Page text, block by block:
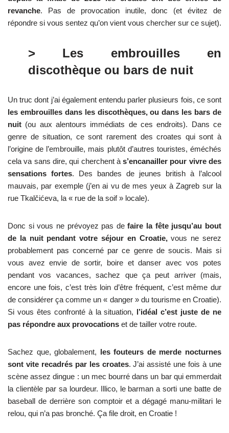
revanche. Pas de provocation inutile, donc (et évitez de
répondre si vous sentez qu’on vient vous chercher sur ce sujet).
> Les embrouilles en
discothèque ou bars de nuit
Un truc dont j’ai également entendu parler plusieurs fois, ce sont
les embrouilles dans les discothèques, ou dans les bars de
nuit (ou aux alentours immédiats de ces endroits). Dans ce
genre de situation, ce sont rarement des croates qui sont à
l’origine de l’embrouille, mais plutôt d’autres touristes, éméchés
cela va sans dire, qui cherchent às’encanailler pour vivre des
sensations fortes. Des bandes de jeunes british à l’alcool
mauvais, par exemple (j’en ai vu de mes yeux à Zagreb sur la
rue Tkalčićeva, la « rue de la soif » locale).
Donc si vous ne prévoyez pas defaire la fête jusqu’au bout
de la nuit pendant votre séjour en Croatie,vous ne serez
probablement pas concerné par ce genre de soucis. Mais si
vous avez envie de sortir, boire et danser avec vos potes
pendant vos vacances, sachez que ça peut arriver (mais,
encore une fois, c’est très loin d’être fréquent, c’est même dur
de considérer ça comme un « danger » du tourisme en Croatie).
Si vous êtes confronté à la situation, l’idéal c’est juste de ne
pas répondre aux provocations et de tailler votre route.
Sachez que, globalement, les fouteurs de merde nocturnes
sont vite recadrés par les croates. J’ai assisté une fois à une
scène assez dingue : un mec bourré dans un bar qui emmerdait
la clientèle par sa lourdeur. Illico, le barman a sorti une batte de
baseball de derrière son comptoir et a dégagé manu-militari le
relou, qui n’a pas bronché. Ça file droit, en Croatie !